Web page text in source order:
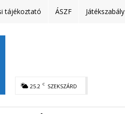
tájékoztató ÁSZF
25.2 C SZEKSZÁRD